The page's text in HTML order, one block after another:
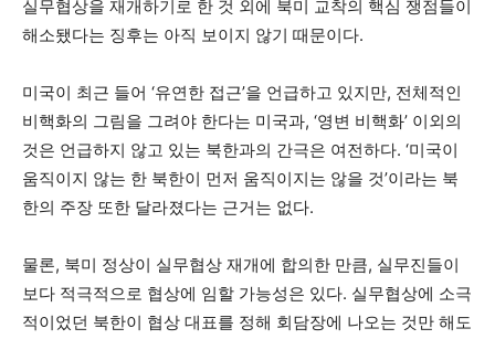
실무협상을 재개하기로 한 것 외에 북미 교착의 핵심 쟁점들이
해소됐다는 징후는 아직 보이지 않기 때문이다.
미국이 최근 들어 ‘유연한 접근’을 언급하고 있지만, 전체적인
비핵화의 그림을 그려야 한다는 미국과, ‘영변 비핵화’ 이외의
것은 언급하지 않고 있는 북한과의 간극은 여전하다. ‘미국이
움직이지 않는 한 북한이 먼저 움직이지는 않을 것’이라는 북
한의 주장 또한 달라졌다는 근거는 없다.
물론, 북미 정상이 실무협상 재개에 합의한 만큼, 실무진들이
보다 적극적으로 협상에 임할 가능성은 있다. 실무협상에 소극
적이었던 북한이 협상 대표를 정해 회담장에 나오는 것만 해도